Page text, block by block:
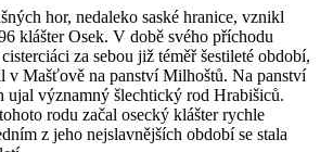
hor, nedaleko saské hranice, vznikl
klášter Osek. V době svého příchodu
za sebou již téměř šestileté období,
v Mašťově na panství Milhoštů. Na panství
ujal významný šlechtický rod Hrabišiců.
rodu začal osecký klášter rychle
z jeho nejslavnějších období se stala